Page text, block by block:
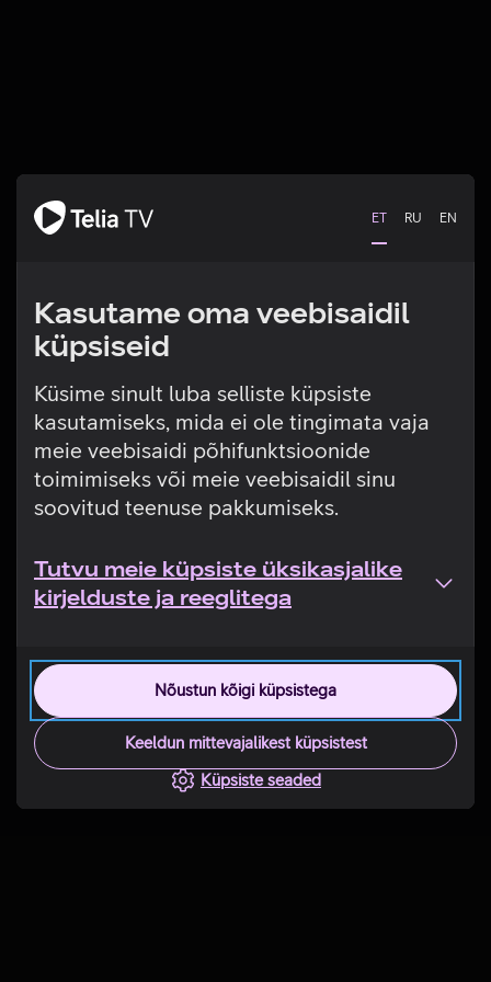
ET RU EN
Kasutame oma veebisaidil
küpsiseid
Küsime sinult luba selliste küpsiste
kasutamiseks, mida ei ole tingimata vaja
meie veebisaidi põhifunktsioonide
toimimiseks või meie veebisaidil sinu
soovitud teenuse pakkumiseks.
Tutvu meie küpsiste üksikasjalike
kirjelduste ja reeglitega
Nõustun kõigi küpsistega
Keeldun mittevajalikest küpsistest
Küpsiste seaded
Tehniline viga